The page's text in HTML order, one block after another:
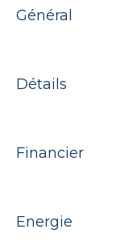
Général
Détails
Financier
Energie